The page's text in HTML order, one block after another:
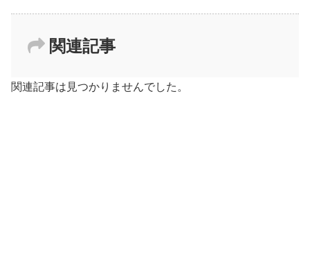
関連記事
関連記事は見つかりませんでした。